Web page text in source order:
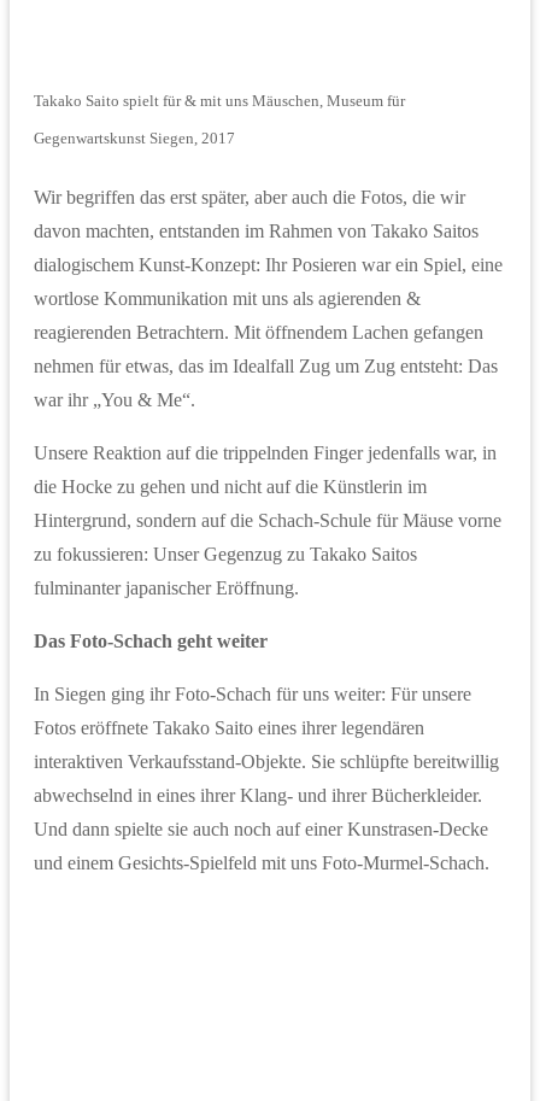
Takako Saito spielt für & mit uns Mäuschen, Museum für
Gegenwartskunst Siegen, 2017
Wir begriffen das erst später, aber auch die Fotos, die wir
davon machten, entstanden im Rahmen von Takako Saitos
dialogischem Kunst-Konzept: Ihr Posieren war ein Spiel, eine
wortlose Kommunikation mit uns als agierenden &
reagierenden Betrachtern. Mit öffnendem Lachen gefangen
nehmen für etwas, das im Idealfall Zug um Zug entsteht: Das
war ihr „You & Me“.
Unsere Reaktion auf die trippelnden Finger jedenfalls war, in
die Hocke zu gehen und nicht auf die Künstlerin im
Hintergrund, sondern auf die Schach-Schule für Mäuse vorne
zu fokussieren: Unser Gegenzug zu Takako Saitos
fulminanter japanischer Eröffnung.
Das Foto-Schach geht weiter
In Siegen ging ihr Foto-Schach für uns weiter: Für unsere
Fotos eröffnete Takako Saito eines ihrer legendären
interaktiven Verkaufsstand-Objekte. Sie schlüpfte bereitwillig
abwechselnd in eines ihrer Klang- und ihrer Bücherkleider.
Und dann spielte sie auch noch auf einer Kunstrasen-Decke
und einem Gesichts-Spielfeld mit uns Foto-Murmel-Schach.